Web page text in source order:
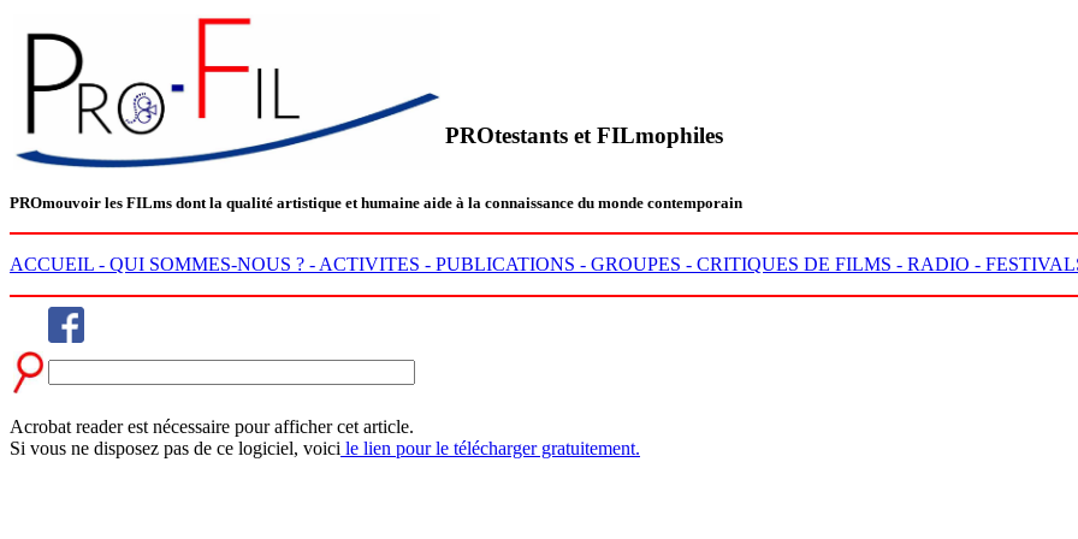
PROtestants et FILmophiles
PROmouvoir les FILms dont la qualité artistique et humaine aide à la connaissance du monde contemporain
ACCUEIL - QUI SOMMES-NOUS ? - ACTIVITES - PUBLICATIONS - GROUPES - CRITIQUES DE FILMS - RADIO -
Acrobat reader est nécessaire pour afficher cet article.
Si vous ne disposez pas de ce logiciel, voici le lien pour le télécharger gratuitement.